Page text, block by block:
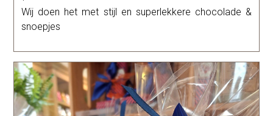
Wij doen het met stijl en superlekkere chocolade &
snoepjes